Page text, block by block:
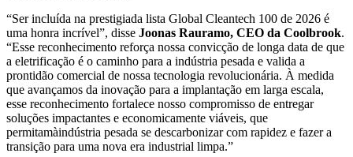
“Ser incluída na prestigiada lista Global Cleantech 100 de 2026 é
uma honra incrível”, disse Joonas Rauramo, CEO da Coolbrook.
“Esse reconhecimento reforça nossa convicção de longa data de que
a eletrificação é o caminho para a indústria pesada e valida a
prontidão comercial de nossa tecnologia revolucionária. À medida
que avançamos da inovação para a implantação em larga escala,
esse reconhecimento fortalece nosso compromisso de entregar
soluções impactantes e economicamente viáveis, que
permitamàindústria pesada se descarbonizar com rapidez e fazer a
transição para uma nova era industrial limpa.”